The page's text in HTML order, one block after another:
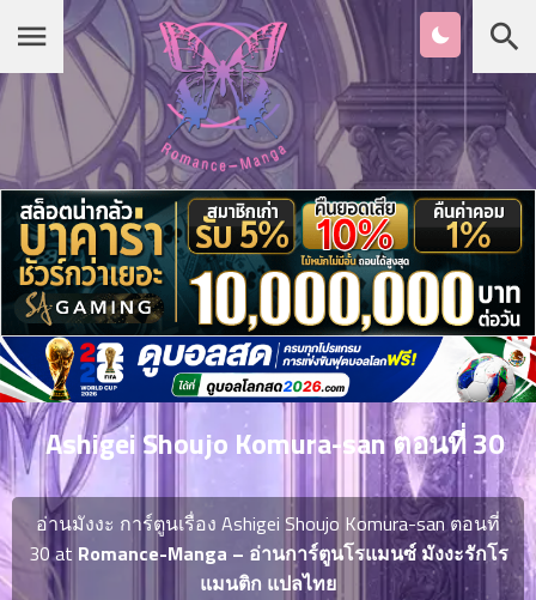
หน้าแรก
หมวดมังงะ
รายชื่อมังงะ Romance
เกาหลี
จีน
ญี่ปุ่น
Ashigei Shoujo Komura-san ตอนที่ 30
อ่านมังงะ การ์ตูนเรื่อง Ashigei Shoujo Komura-san ตอนที่
30 at Romance-Manga – อ่านการ์ตูนโรแมนซ์ มังงะรักโร
แมนติก แปลไทย
Chapter
List
ที่
น
2
ตอน
ที่
น
3
ตอน
ที่
ม
4
ตอน
ที่
ม
ตอน